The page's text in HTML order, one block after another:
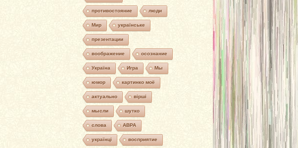
противостояние люди
Мир українське
презентации
воображение осознание
Україна Игра Мы
юмор картинко моё
актуально вірші
мысли шутко
слова АВРА
українці восприятие